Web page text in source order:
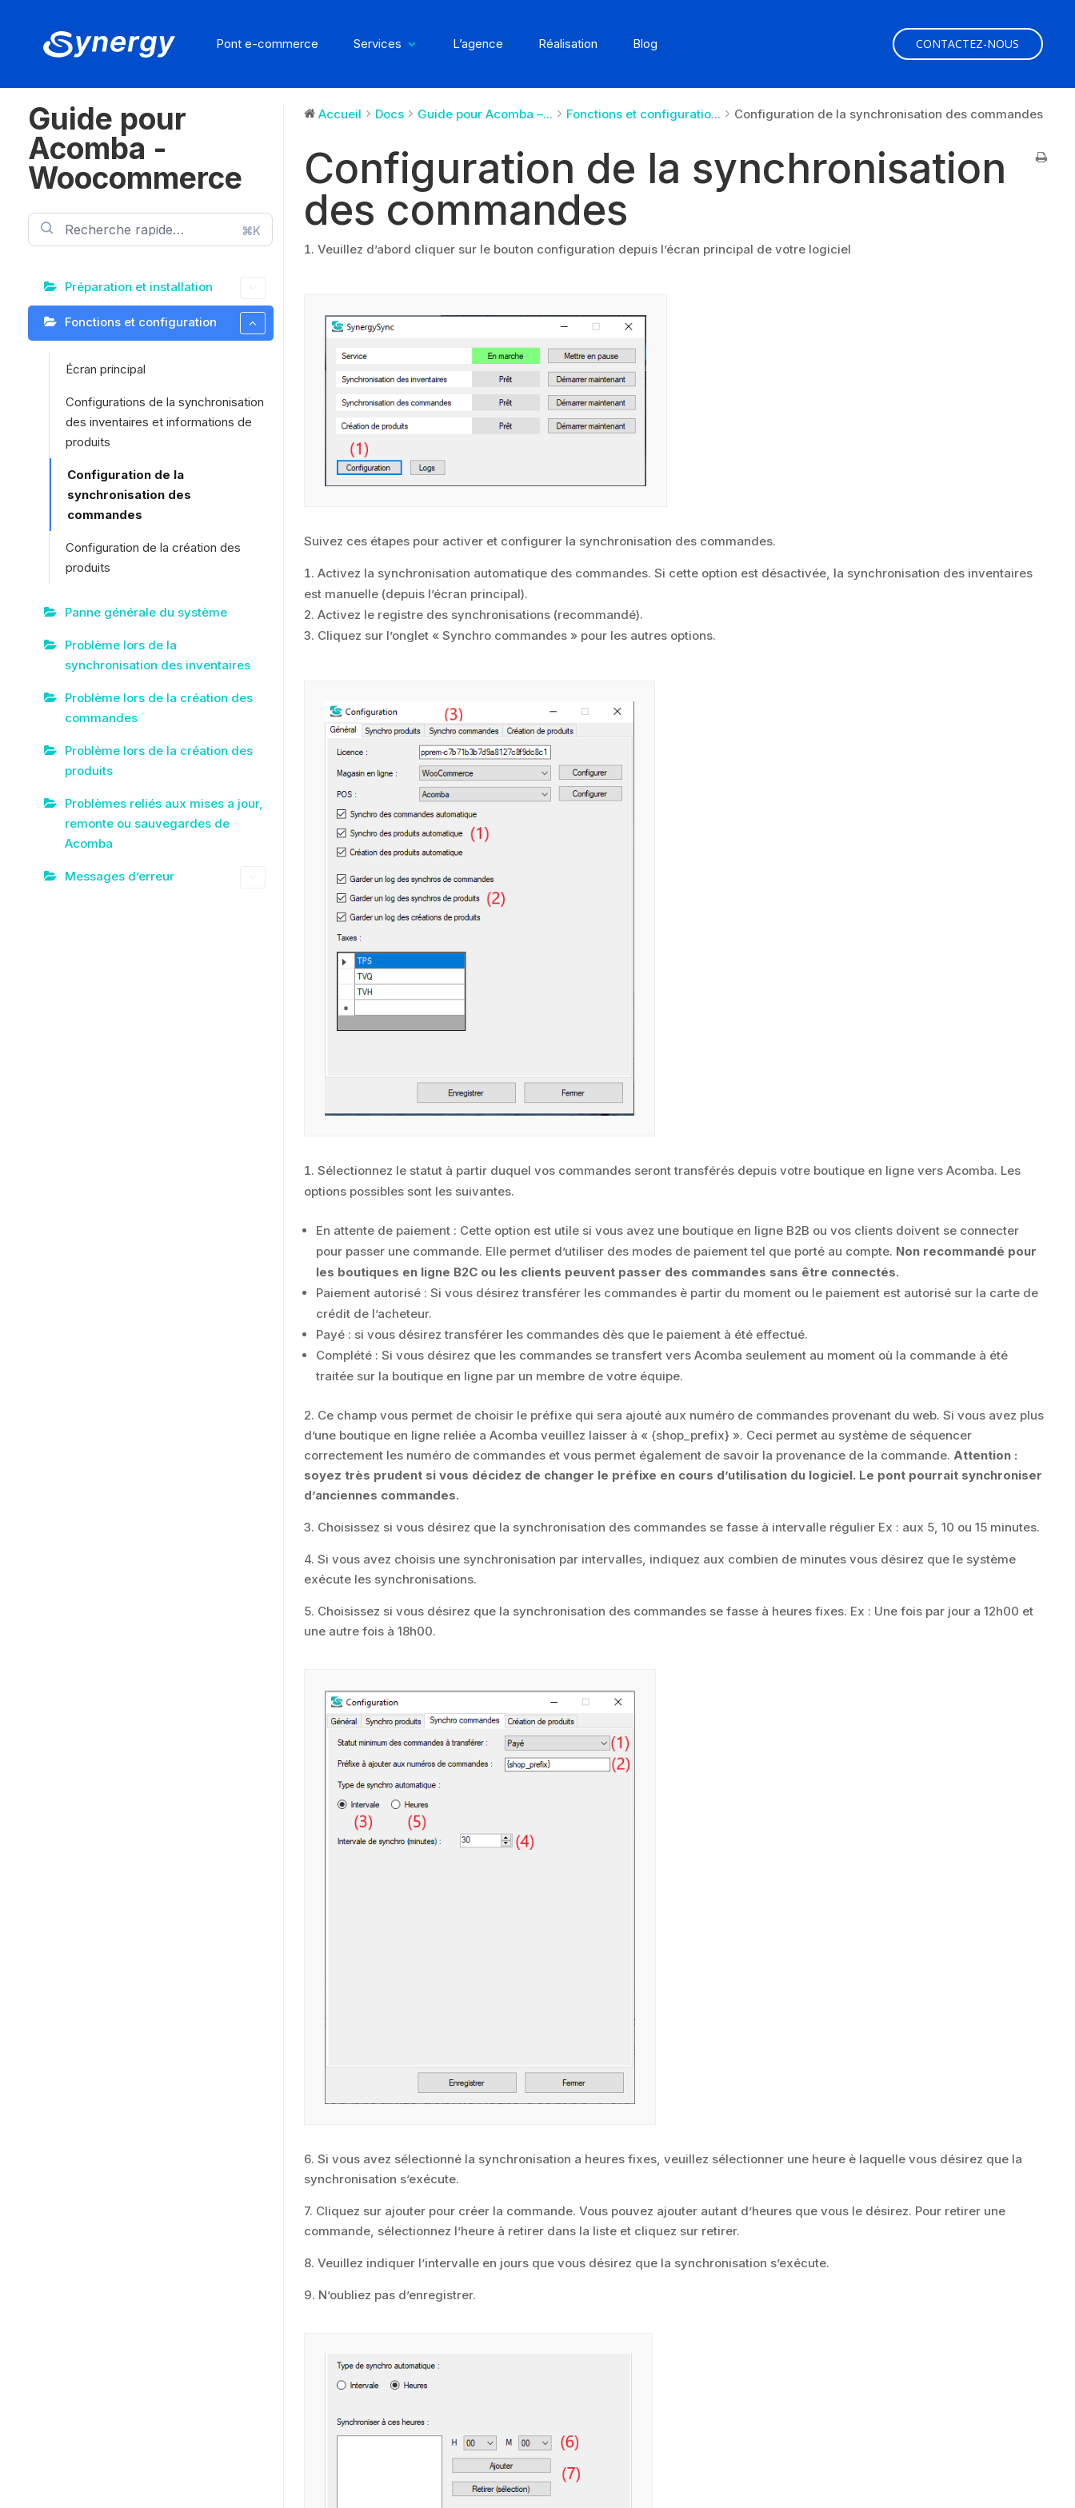
CONTACTEZ-NOUS
Pont e-commerce Services L’agence Réalisation Blog
Guide pour
Acomba -
Woocommerce
⌘K
Préparation et installation
Fonctions et configuration
Écran principal
Configurations de la synchronisation
des inventaires et informations de
produits
Configuration de la
synchronisation des
commandes
Configuration de la création des
produits
Panne générale du système
Problème lors de la
synchronisation des inventaires
Problème lors de la création des
commandes
Problème lors de la création des
produits
Problèmes reliés aux mises a jour,
remonte ou sauvegardes de
Acomba
Messages d’erreur
Accueil Docs Guide pour Acomba –... Fonctions et configuratio... Configuration de la synchronisation des commandes
Configuration de la synchronisation
des commandes
Veuillez d’abord cliquer sur le bouton configuration depuis l’écran principal de votre logiciel
Suivez ces étapes pour activer et configurer la synchronisation des commandes.
Activez la synchronisation automatique des commandes. Si cette option est désactivée, la synchronisation des inventaires
est manuelle (depuis l’écran principal).
Activez le registre des synchronisations (recommandé).
Cliquez sur l’onglet « Synchro commandes » pour les autres options.
Sélectionnez le statut à partir duquel vos commandes seront transférés depuis votre boutique en ligne vers Acomba. Les
options possibles sont les suivantes.
En attente de paiement : Cette option est utile si vous avez une boutique en ligne B2B ou vos clients doivent se connecter
pour passer une commande. Elle permet d’utiliser des modes de paiement tel que porté au compte. Non recommandé pour
les boutiques en ligne B2C ou les clients peuvent passer des commandes sans être connectés.
Paiement autorisé : Si vous désirez transférer les commandes è partir du moment ou le paiement est autorisé sur la carte de
crédit de l’acheteur.
Payé : si vous désirez transférer les commandes dès que le paiement à été effectué.
Complété : Si vous désirez que les commandes se transfert vers Acomba seulement au moment où la commande à été
traitée sur la boutique en ligne par un membre de votre équipe.
2. Ce champ vous permet de choisir le préfixe qui sera ajouté aux numéro de commandes provenant du web. Si vous avez plus
d’une boutique en ligne reliée a Acomba veuillez laisser à « {shop_prefix} ». Ceci permet au système de séquencer
correctement les numéro de commandes et vous permet également de savoir la provenance de la commande. Attention :
soyez très prudent si vous décidez de changer le préfixe en cours d’utilisation du logiciel. Le pont pourrait synchroniser
d’anciennes commandes.
3. Choisissez si vous désirez que la synchronisation des commandes se fasse à intervalle régulier Ex : aux 5, 10 ou 15 minutes.
4. Si vous avez choisis une synchronisation par intervalles, indiquez aux combien de minutes vous désirez que le système
exécute les synchronisations.
5. Choisissez si vous désirez que la synchronisation des commandes se fasse à heures fixes. Ex : Une fois par jour a 12h00 et
une autre fois à 18h00.
6. Si vous avez sélectionné la synchronisation a heures fixes, veuillez sélectionner une heure è laquelle vous désirez que la
synchronisation s’exécute.
7. Cliquez sur ajouter pour créer la commande. Vous pouvez ajouter autant d’heures que vous le désirez. Pour retirer une
commande, sélectionnez l’heure à retirer dans la liste et cliquez sur retirer.
8. Veuillez indiquer l’intervalle en jours que vous désirez que la synchronisation s’exécute.
9. N’oubliez pas d’enregistrer.